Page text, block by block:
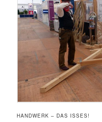
HANDWERK – DAS ISSES!